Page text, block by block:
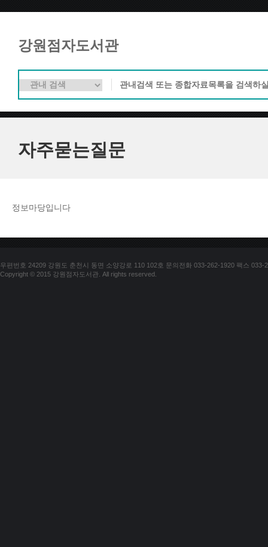
강원점자도서관
자주묻는질문
정보마당입니다
우편번호 24209 강원도 춘천시 동면 소양강로 110 102호 문의전화 033-262-1920 팩스 033-
Copyright © 2015 강원점자도서관. All rights reserved.